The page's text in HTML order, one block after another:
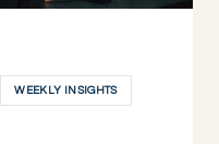
WEEKLY INSIGHTS